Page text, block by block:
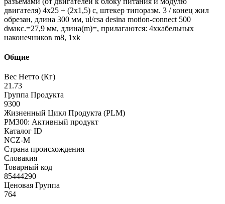
двигателя) 4x25 + (2x1,5) c, штекер типоразм. 3 / конец жил
обрезан, длина 300 мм, ul/csa desina motion-connect 500
dмакс.=27,9 мм, длина(m)=, прилагаются: 4xкабельных
наконечников m8, 1xk
Общие
Вес Нетто (Кг)
21.73
Группа Продукта
9300
Жизненный Цикл Продукта (PLM)
PM300: Активный продукт
Каталог ID
NCZ-M
Страна происхождения
Словакия
Товарный код
85444290
Ценовая Группа
764